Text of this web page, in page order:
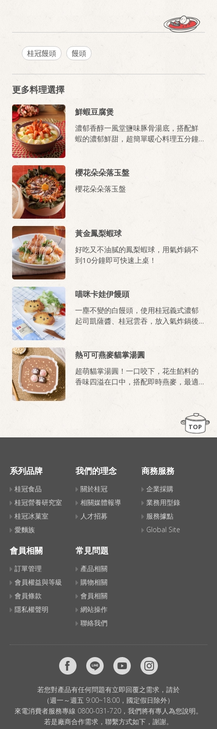
桂冠饅頭 饅頭
更多料理選擇
鮮蝦豆腐煲
濃郁香醇一風堂鹽味豚骨湯底，搭配鮮
蝦的濃郁鮮甜，超簡單暖心料理五分鐘
櫻花朵朵落玉盤
櫻花朵朵落玉盤
黃金鳳梨蝦球
好吃又不油膩的鳳梨蝦球，用氣炸鍋不
到10分鐘即可快速上桌！
喵咪卡娃伊饅頭
一塵不變的白饅頭，使用桂冠義式濃郁
起司凱薩醬、桂冠雲吞，放入氣炸鍋後
再做些小點綴，夾餡的自製貓咪饅頭就
熱可可燕麥貓掌湯圓
超萌貓掌湯圓！一口咬下，花生餡料的
香味四溢在口中，搭配即時燕麥，最適
TOP
系列品牌
桂冠食品
桂冠營養研究室
桂冠冰菓室
愛麵族
我們的理念
關於桂冠
相關媒體報導
人才招募
商務服務
企業採購
業務用型錄
服務據點
Global Site
會員相關
訂單管理
會員權益與等級
會員條款
隱私權聲明
常見問題
產品相關
購物相關
會員相關
網站操作
聯絡我們
若您對產品有任何問題有立即回覆之需求，請於
（週一～週五 9:00~18:00，國定假日除外）
來電消費者服務專線 0800-031-720，我們將有專人為您說明。
若是廠商合作需求，聯繫方式如下，謝謝。